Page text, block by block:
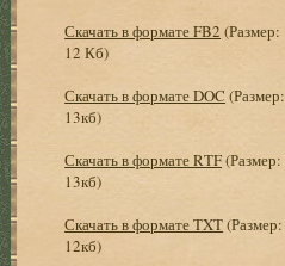
Скачать в формате FB2 (Размер:
12 Кб)
Скачать в формате DOC (Размер:
13кб)
Скачать в формате RTF(Размер:
13кб)
Скачать в формате TXT(Размер:
12кб)